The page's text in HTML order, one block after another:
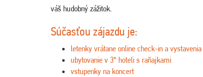
váš hudobný zážitok.
Súčasťou zájazdu je:
letenky vrátane online check-in a
ubytovanie v 3* hoteli s raňajkami
vstupenky na koncert